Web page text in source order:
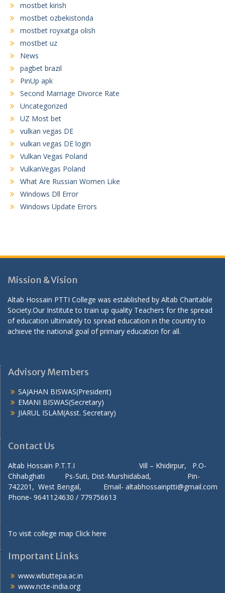
mostbet kirish
mostbet ozbekistonda
mostbet royxatga olish
mostbet uz
News
pagbet brazil
PinUp apk
Second Marriage Divorce Rate
Uncategorized
UZ Most bet
vulkan vegas DE
vulkan vegas DE login
Vulkan Vegas Poland
VulkanVegas Poland
What Are Russian Women Like
Windows Dll Error
Windows Update Errors
Mission & Vision
Altab Hossain PTTI College was established by Altab Charitable
Society.Our Institute to train up quality Teachers for the spread
of education ultimately to spread education in the country to
achieve the national goal of primary education for all.
Advisory Members
SAJAHAN BISWAS(President)
EMANI BISWAS(Secretary)
JIARUL ISLAM(Asst. Secretary)
Contact Us
Altab Hossain P.T.T.I Vill – Khidirpur, P.O-
Chhabghati Ps-Suti, Dist-Murshidabad, Pin-
742201, West Bengal, Email- altabhossainptti@gmail.com
Phone- 9641124630 / 779756613
To visit college map Click here
Important Links
www.wbuttepa.ac.in
www.ncte-india.org